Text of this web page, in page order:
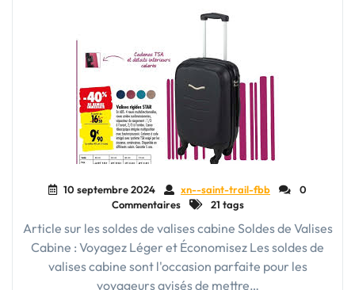
Voyager
Léger"
10 septembre 2024 xn--saint-trail-fbb
0
Commentaires
21 tags
Article sur les soldes de valises cabine Soldes de Valises
Cabine : Voyagez Léger et Économisez Les soldes de
valises cabine sont l'occasion parfaite pour les
voyageurs avisés de mettre…